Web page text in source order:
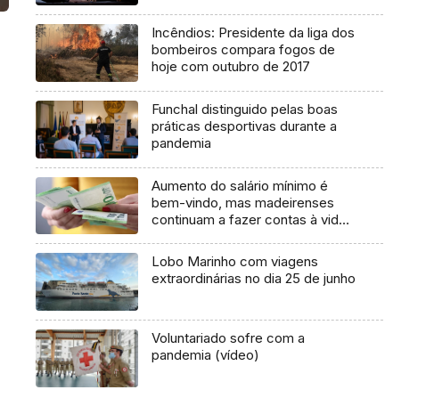
Incêndios: Presidente da liga dos
bombeiros compara fogos de
hoje com outubro de 2017
Funchal distinguido pelas boas
práticas desportivas durante a
pandemia
Aumento do salário mínimo é
bem-vindo, mas madeirenses
continuam a fazer contas à vida
Lobo Marinho com viagens
extraordinárias no dia 25 de junho
Voluntariado sofre com a
pandemia (vídeo)